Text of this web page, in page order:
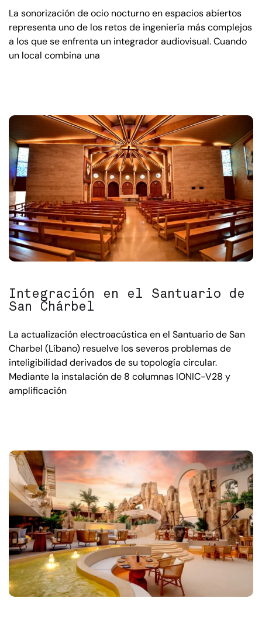
La sonorización de ocio nocturno en espacios abiertos
representa uno de los retos de ingeniería más complejos
a los que se enfrenta un integrador audiovisual. Cuando
un local combina una
Integración en el Santuario de
San Chárbel
La actualización electroacústica en el Santuario de San
Charbel (Líbano) resuelve los severos problemas de
inteligibilidad derivados de su topología circular.
Mediante la instalación de 8 columnas IONIC-V28 y
amplificación